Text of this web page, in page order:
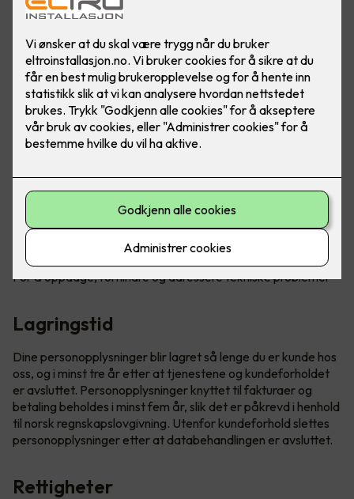
e-post adresse og bruksdata. Det er frivillig å oppgi denne
informasjonen. Hvis du velger å ikke oppgi
personopplysningene, kan vi være forhindret fra å gi deg
tilgang til tjenesten.
Formålet med behandling av
personopplysninger
For å gi tilgang til våre tjenester
For å sende relevant informasjon
For å gi kundeservice og støtte
For å oppdage, forhindre og adressere tekniske problemer
Lagringstid
Dine personopplysninger blir lagret så lenge du er kunde hos
oss, og i minst tre år etter at tjenestene og kundeforholdet
er avsluttet. Personopplysninger knyttet til fakturaer og
betaling beholdes i minst fem år, slik det er påkrevd i henhold
til norsk regnskapslovgivning. Utenfor kundeforhold slettes
personopplysninger etter at databehandlingen er avsluttet.
Rettigheter